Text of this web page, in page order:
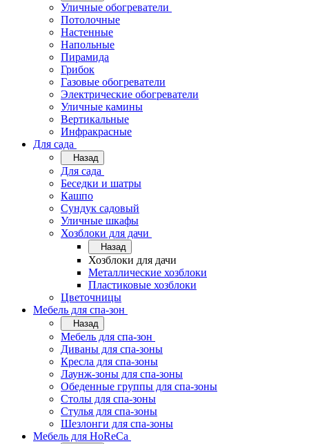
Уличные обогреватели
Потолочные
Настенные
Напольные
Пирамида
Грибок
Газовые обогреватели
Электрические обогреватели
Уличные камины
Вертикальные
Инфракрасные
Для сада
Назад
Для сада
Беседки и шатры
Кашпо
Сундук садовый
Уличные шкафы
Хозблоки для дачи
Назад
Хозблоки для дачи
Металлические хозблоки
Пластиковые хозблоки
Цветочницы
Мебель для спа-зон
Назад
Мебель для спа-зон
Диваны для спа-зоны
Кресла для спа-зоны
Лаунж-зоны для спа-зоны
Обеденные группы для спа-зоны
Столы для спа-зоны
Стулья для спа-зоны
Шезлонги для спа-зоны
Мебель для HoReCa